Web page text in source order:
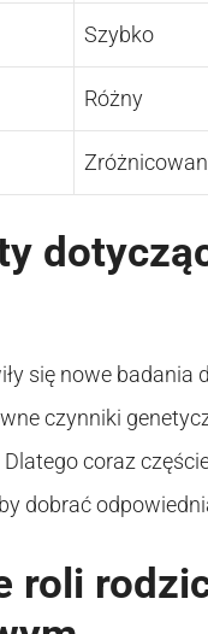
Szybko
Różny
się nowe
czynniki
coraz
dobrać
roli